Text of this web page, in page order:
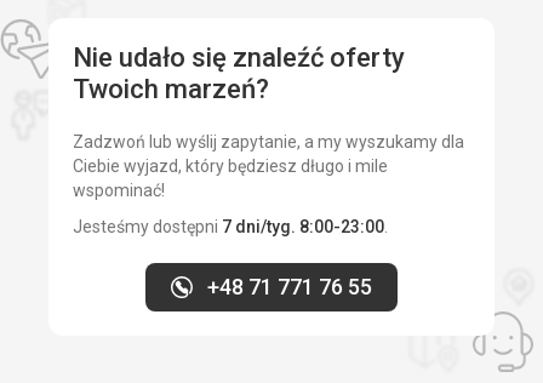
Nie udało się znaleźć oferty
Twoich marzeń?
Zadzwoń lub wyślij zapytanie, a my wyszukamy dla
Ciebie wyjazd, który będziesz długo i mile
wspominać!
Jesteśmy dostępni 7 dni/tyg. 8:00-23:00
+48 71 771 76 55